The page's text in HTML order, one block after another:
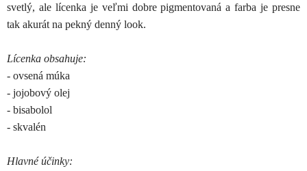
svetlý, ale lícenka je veľmi dobre pigmentovaná a farba je presne
tak akurát na pekný denný look.
Lícenka obsahuje:
- ovsená múka
- jojobový olej
- bisabolol
- skvalén
Hlavné účinky: